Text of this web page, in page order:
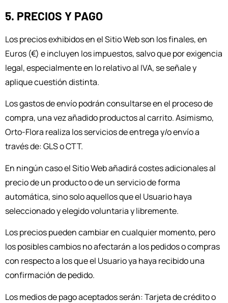
5. PRECIOS Y PAGO
Los precios exhibidos en el Sitio Web son los finales, en
Euros (€) e incluyen los impuestos, salvo que por exigencia
legal, especialmente en lo relativo al IVA, se señale y
aplique cuestión distinta.
Los gastos de envío podrán consultarse en el proceso de
compra, una vez añadido productos al carrito. Asimismo,
Orto-Flora realiza los servicios de entrega y/o envío a
través de: GLS o CTT.
En ningún caso el Sitio Web añadirá costes adicionales al
precio de un producto o de un servicio de forma
automática, sino solo aquellos que el Usuario haya
seleccionado y elegido voluntaria y libremente.
Los precios pueden cambiar en cualquier momento, pero
los posibles cambios no afectarán a los pedidos o compras
con respecto a los que el Usuario ya haya recibido una
confirmación de pedido.
Los medios de pago aceptados serán: Tarjeta de crédito o